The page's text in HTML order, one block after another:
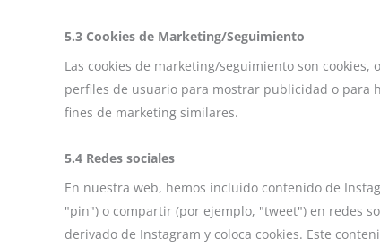
5.3 Cookies de Marketing/Seguimiento
Las cookies de marketing/seguimiento son
perfiles de usuario para mostrar publicidad o para
fines de marketing similares.
5.4 Redes sociales
En nuestra web, hemos incluido contenido de
"pin") o compartir (por ejemplo, "tweet") en redes
derivado de Instagram y coloca cookies. Este